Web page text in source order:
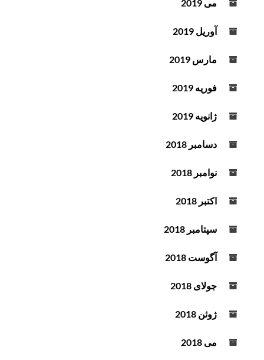
می 2019
آوریل 2019
مارس 2019
فوریه 2019
ژانویه 2019
دسامبر 2018
نوامبر 2018
اکتبر 2018
سپتامبر 2018
آگوست 2018
جولای 2018
ژوئن 2018
می 2018